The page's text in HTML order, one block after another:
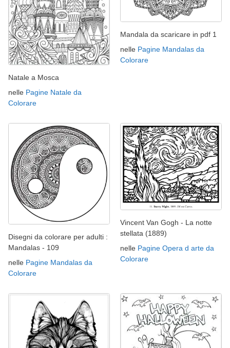
Natale a Mosca
nelle Pagine Natale da
Colorare
Mandala da scaricare in pdf 1
nelle Pagine Mandalas da
Colorare
Disegni da colorare per adulti :
Mandalas - 109
nelle Pagine Mandalas da
Colorare
Vincent Van Gogh - La notte
stellata (1889)
nelle Pagine Opera d arte da
Colorare